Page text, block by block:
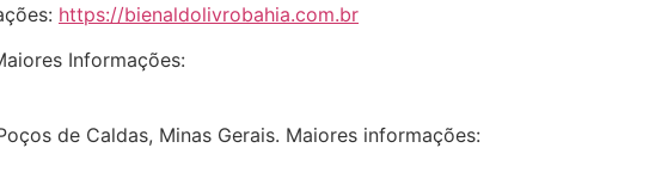
https://bienaldolivrobahia.com.br
Informações:
de Caldas, Minas Gerais. Maiores informações: